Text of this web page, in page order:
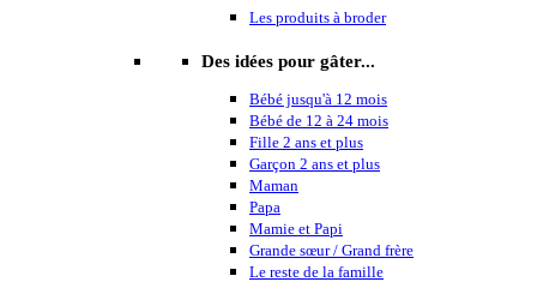
Les produits à broder
Des idées pour gâter...
Bébé jusqu'à 12 mois
Bébé de 12 à 24 mois
Fille 2 ans et plus
Garçon 2 ans et plus
Maman
Papa
Mamie et Papi
Grande sœur / Grand frère
Le reste de la famille